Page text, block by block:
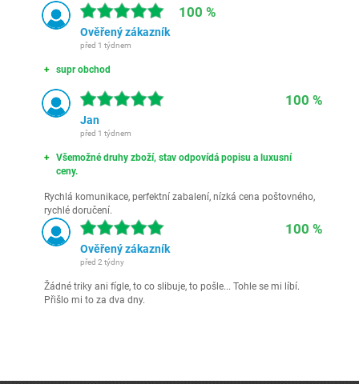
100 %
Ověřený zákazník
před 1 týdnem
supr obchod
100 %
Jan
před 1 týdnem
Všemožné druhy zboží, stav odpovídá popisu a luxusní
ceny.
Rychlá komunikace, perfektní zabalení, nízká cena poštovného,
rychlé doručení.
100 %
Ověřený zákazník
před 2 týdny
Žádné triky ani fígle, to co slibuje, to pošle... Tohle se mi líbí.
Přišlo mi to za dva dny.